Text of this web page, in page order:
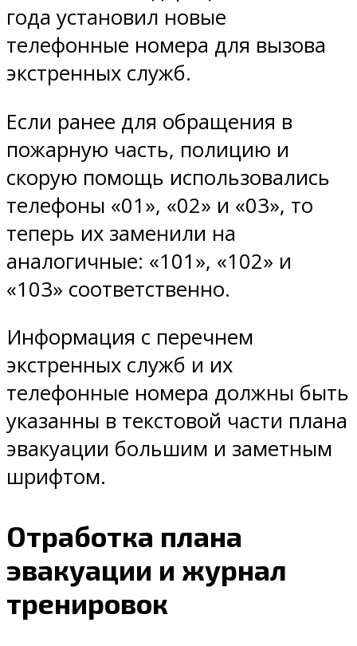
года установил новые
телефонные номера для вызова
экстренных служб.
Если ранее для обращения в
пожарную часть, полицию и
скорую помощь использовались
телефоны «01», «02» и «03», то
теперь их заменили на
аналогичные: «101», «102» и
«103» соответственно.
Информация с перечнем
экстренных служб и их
телефонные номера должны быть
указанны в текстовой части плана
эвакуации большим и заметным
шрифтом.
Отработка плана
эвакуации и журнал
тренировок